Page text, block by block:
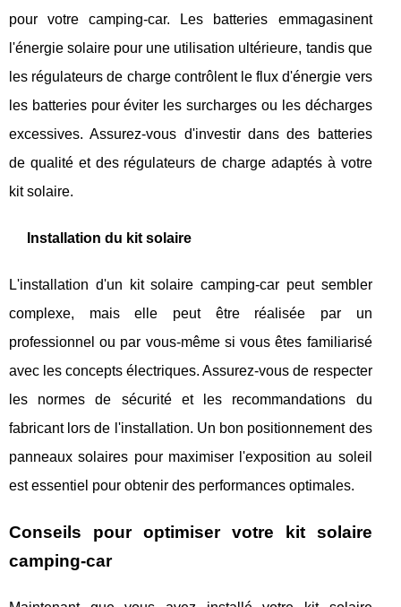
pour votre camping-car. Les batteries emmagasinent
l'énergie solaire pour une utilisation ultérieure, tandis que
les régulateurs de charge contrôlent le flux d'énergie vers
les batteries pour éviter les surcharges ou les décharges
excessives. Assurez-vous d'investir dans des batteries
de qualité et des régulateurs de charge adaptés à votre
kit solaire.
Installation du kit solaire
L'installation d'un kit solaire camping-car peut sembler
complexe, mais elle peut être réalisée par un
professionnel ou par vous-même si vous êtes familiarisé
avec les concepts électriques. Assurez-vous de respecter
les normes de sécurité et les recommandations du
fabricant lors de l'installation. Un bon positionnement des
panneaux solaires pour maximiser l'exposition au soleil
est essentiel pour obtenir des performances optimales.
Conseils pour optimiser votre kit solaire
camping-car